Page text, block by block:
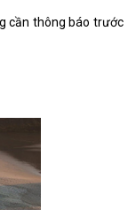
cần thông báo trước